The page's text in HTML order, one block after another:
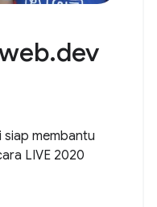
siap membantu
LIVE 2020